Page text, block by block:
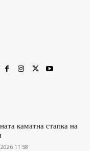
каматна стапка на
11:58